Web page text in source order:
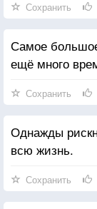
Сохранить
Самое
ещё много
Сохранить
Однажды
всю жизнь.
Сохранить